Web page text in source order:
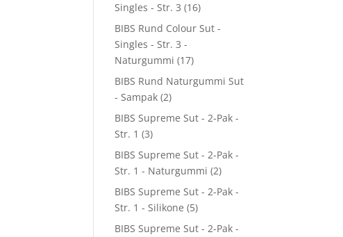
Singles - Str. 3 (16)
BIBS Rund Colour Sut -
Singles - Str. 3 -
Naturgummi (17)
BIBS Rund Naturgummi Sut
- Sampak (2)
BIBS Supreme Sut - 2-Pak -
Str. 1 (3)
BIBS Supreme Sut - 2-Pak -
Str. 1 - Naturgummi (2)
BIBS Supreme Sut - 2-Pak -
Str. 1 - Silikone (5)
BIBS Supreme Sut - 2-Pak -